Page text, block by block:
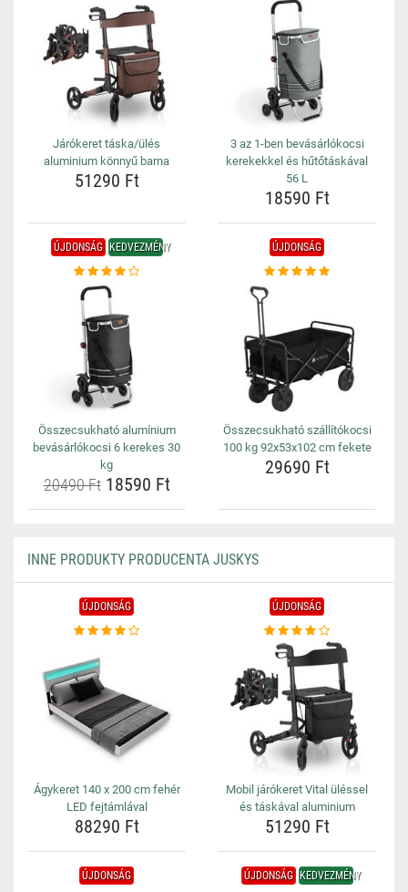
Járókeret táska/ülés
aluminium könnyű barna
51290 Ft
3 az 1-ben bevásárlókocsi
kerekekkel és hűtőtáskával
56 L
18590 Ft
ÚJDONSÁG KEDVEZMÉNY
Összecsukható alumínium
bevásárlókocsi 6 kerekes 30
kg
20490 Ft18590 Ft
ÚJDONSÁG
Összecsukható szállítókocsi
100 kg 92x53x102 cm fekete
29690 Ft
INNE PRODUKTY PRODUCENTA JUSKYS
ÚJDONSÁG
Ágykeret 140 x 200 cm fehér
LED fejtámlával
88290 Ft
ÚJDONSÁG
Mobil járókeret Vital üléssel
és táskával aluminium
51290 Ft
ÚJDONSÁG ÚJDONSÁG KEDVEZMÉNY